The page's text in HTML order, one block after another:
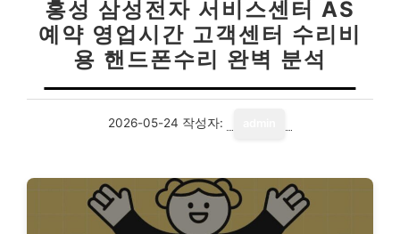
홍성 삼성전자 서비스센터 AS
예약 영업시간 고객센터 수리비
용 핸드폰수리 완벽 분석
2026-05-24 작성자: